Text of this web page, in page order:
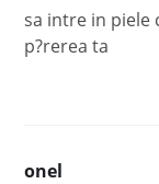
sa intre in piele
p?rerea ta
onel